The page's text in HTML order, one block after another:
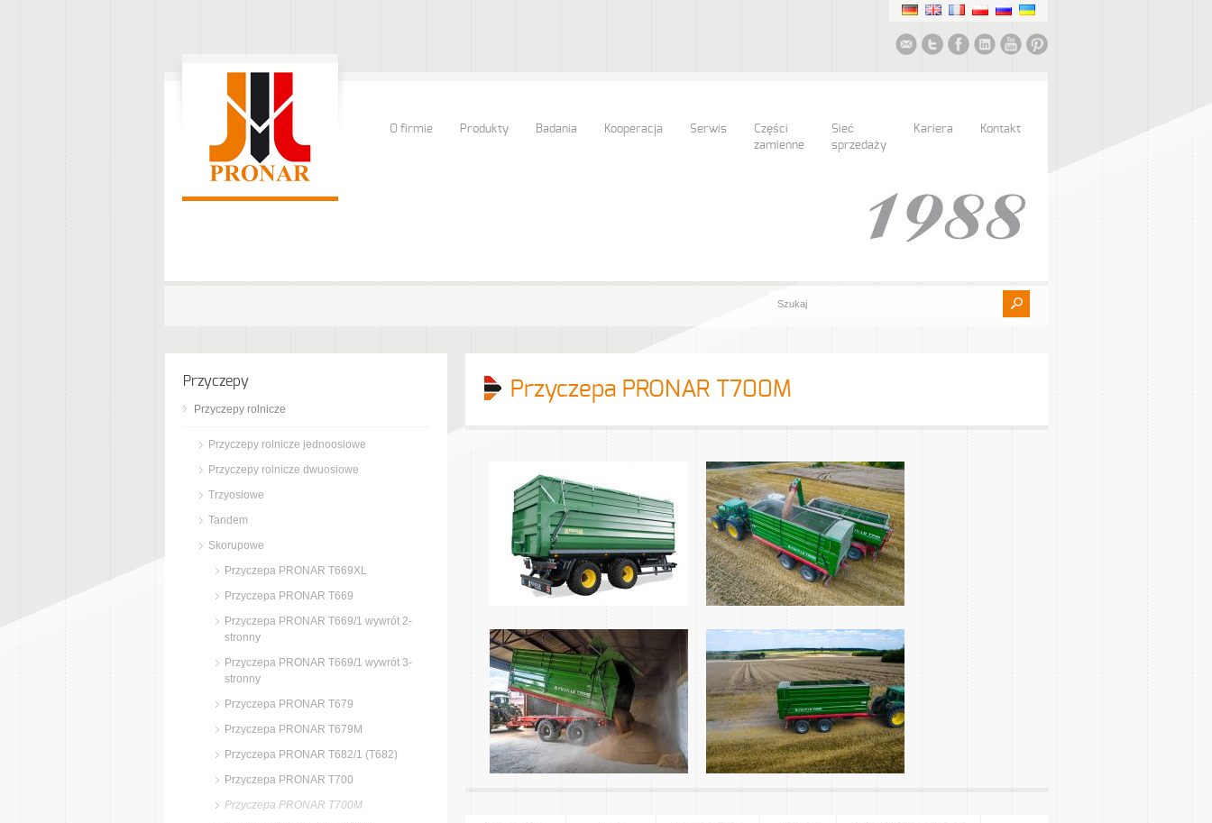
O firmie Produkty Badania Kooperacja Serwis
Części
zamienne
Sieć
sprzedaży
Kariera Kontakt
Przyczepa PRONAR T700M
Przyczepy
Przyczepy rolnicze
Przyczepy rolnicze jednoosiowe
Przyczepy rolnicze dwuosiowe
Trzyosiowe
Tandem
Skorupowe
Przyczepa PRONAR T669XL
Przyczepa PRONAR T669
Przyczepa PRONAR T669/1 wywrót 2-
stronny
Przyczepa PRONAR T669/1 wywrót 3-
stronny
Przyczepa PRONAR T679
Przyczepa PRONAR T679M
Przyczepa PRONAR T682/1 (T682)
Przyczepa PRONAR T700
Przyczepa PRONAR T700M